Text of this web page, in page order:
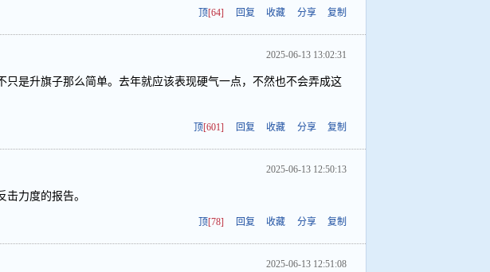
顶[64] 回复 收藏 分享 复制
2025-06-13 13:02:31
只是升旗子那么简单。去年就应该表现硬气一点，不然也不会弄成这
顶[601] 回复 收藏 分享 复制
2025-06-13 12:50:13
力度的报告。
顶[78] 回复 收藏 分享 复制
2025-06-13 12:51:08